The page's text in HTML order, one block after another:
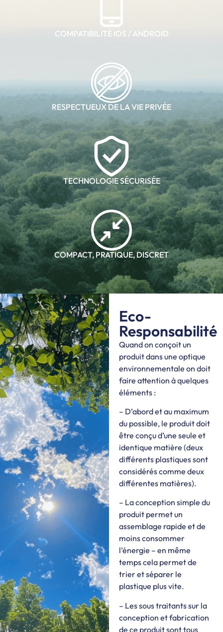
COMPATIBILITÉ IOS / ANDROID
RESPECTUEUX DE LA VIE PRIVÉE
TECHNOLOGIE SÉCURISÉE
COMPACT, PRATIQUE, DISCRET
Eco-
Responsabilité
Quand on conçoit un
produit dans une optique
environnementale on doit
faire attention à quelques
éléments :
– D’abord et au maximum
du possible, le produit doit
être conçu d’une seule et
identique matière (deux
différents plastiques sont
considérés comme deux
différentes matières).
– La conception simple du
produit permet un
assemblage rapide et de
moins consommer
l’énergie – en même
temps cela permet de
trier et séparer le
plastique plus vite.
– Les sous traitants sur la
conception et fabrication
de ce produit sont tous